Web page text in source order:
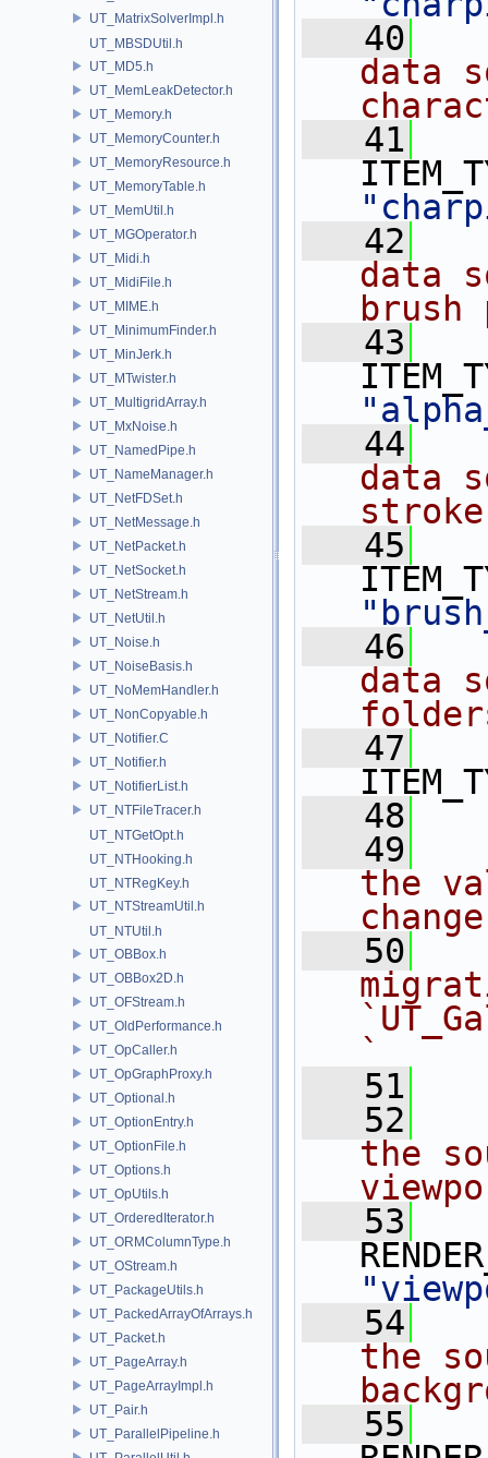
UT_MatrixSolverImpl.h
UT_MBSDUtil.h
UT_MD5.h
UT_MemLeakDetector.h
UT_Memory.h
UT_MemoryCounter.h
UT_MemoryResource.h
UT_MemoryTable.h
UT_MemUtil.h
UT_MGOperator.h
UT_Midi.h
UT_MidiFile.h
UT_MIME.h
UT_MinimumFinder.h
UT_MinJerk.h
UT_MTwister.h
UT_MultigridArray.h
UT_MxNoise.h
UT_NamedPipe.h
UT_NameManager.h
UT_NetFDSet.h
UT_NetMessage.h
UT_NetPacket.h
UT_NetSocket.h
UT_NetStream.h
UT_NetUtil.h
UT_Noise.h
UT_NoiseBasis.h
UT_NoMemHandler.h
UT_NonCopyable.h
UT_Notifier.C
UT_Notifier.h
UT_NotifierList.h
UT_NTFileTracer.h
UT_NTGetOpt.h
UT_NTHooking.h
UT_NTRegKey.h
UT_NTStreamUtil.h
UT_NTUtil.h
UT_OBBox.h
UT_OBBox2D.h
UT_OFStream.h
UT_OldPerformance.h
UT_OpCaller.h
UT_OpGraphProxy.h
UT_Optional.h
UT_OptionEntry.h
UT_OptionFile.h
UT_Options.h
UT_OpUtils.h
UT_OrderedIterator.h
UT_ORMColumnType.h
UT_OStream.h
UT_PackageUtils.h
UT_PackedArrayOfArrays.h
UT_Packet.h
UT_PageArray.h
UT_PageArrayImpl.h
UT_Pair.h
UT_ParallelPipeline.h
   40
data
   41
   42
data
brush
   43
   44
data
   45
   46
data
   47
   48
   49
the
   50
`
   51
   52
the
   53
   54
the
   55